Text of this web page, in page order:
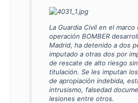
La Guardia Civil en el marco
operación BOMBER
Madrid, ha detenido a dos
imputado a otras dos por
de rescate de alto riesgo
titulación. Se les imputan
de apropiación indebida,
intrusismo, falsedad
lesiones entre otros.